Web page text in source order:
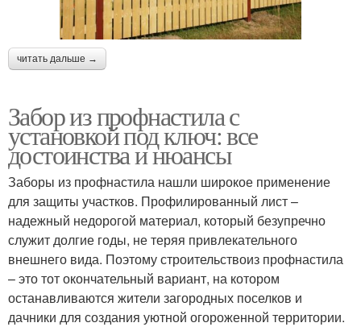
читать дальше →
Забор из профнастила с
установкой под ключ: все
достоинства и нюансы
Заборы из профнастила нашли широкое применение
для защиты участков. Профилированный лист –
надежный недорогой материал, который безупречно
служит долгие годы, не теряя привлекательного
внешнего вида. Поэтому строительствоиз профнастила
– это тот окончательный вариант, на котором
останавливаются жители загородных поселков и
дачники для создания уютной огороженной территории.